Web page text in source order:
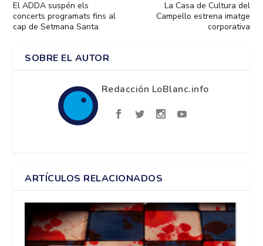
El ADDA suspén els
concerts programats fins al
cap de Setmana Santa
La Casa de Cultura del
Campello estrena imatge
corporativa
SOBRE EL AUTOR
Redacción LoBlanc.info
ARTÍCULOS RELACIONADOS